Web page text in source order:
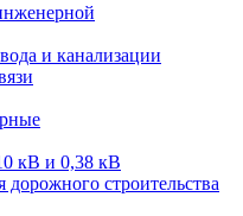
и канализации
кВ и 0,38 кВ
строительства